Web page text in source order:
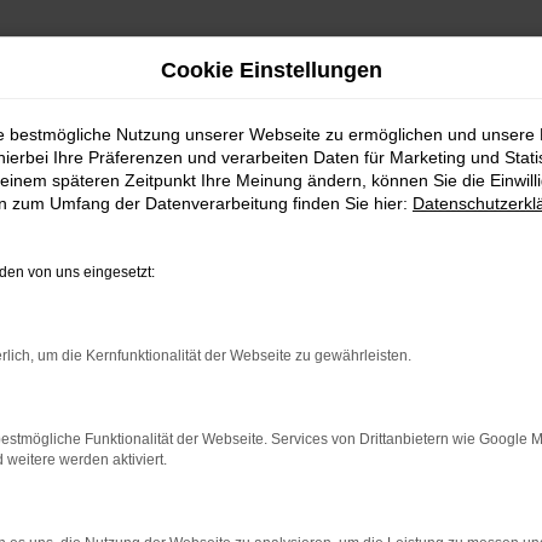
FÜR BAUTZEN
– EXZELLENTE
Škoda Karoq Neuwagen. Der Grund liegt unter anderem in
Entsprechend genießen Sie mit Ihrem Škoda Karoq
bereits darüber einig, dass ein Škoda Karoq Neuwagen
für Bautzen bis ins kleinste Detail nach eigenen
beraten Sie gern.
Cookie Einstellungen
bestmögliche Nutzung unserer Webseite zu ermöglichen und unsere
Ihre Präferenzen und verarbeiten Daten für Marketing und
späteren Zeitpunkt Ihre Meinung ändern, können Sie die
zum Umfang der Datenverarbeitung finden Sie hier:
von uns eingesetzt:
um die Kernfunktionalität der Webseite zu gewährleisten.
Funktionalität der Webseite. Services von Drittanbietern wie Google
weitere werden aktiviert.